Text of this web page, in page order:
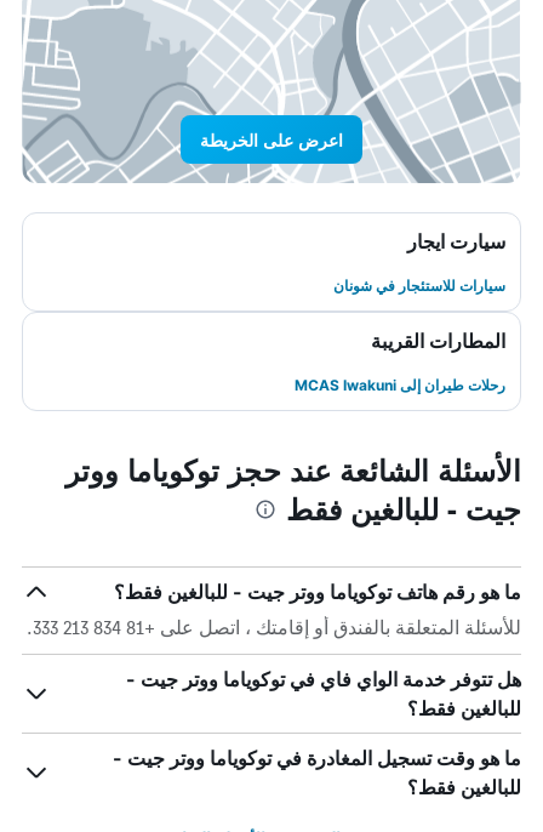
اعرض على الخريطة
سيارت ايجار
سيارات للاستئجار في شونان
المطارات القريبة
رحلات طيران إلى MCAS Iwakuni
الأسئلة الشائعة عند حجز توكوياما ووتر
جيت - للبالغين فقط
ما هو رقم هاتف توكوياما ووتر جيت - للبالغين فقط؟
للأسئلة المتعلقة بالفندق أو إقامتك ، اتصل على +81 834 213 333.
هل تتوفر خدمة الواي فاي في توكوياما ووتر جيت -
للبالغين فقط؟
ما هو وقت تسجيل المغادرة في توكوياما ووتر جيت -
للبالغين فقط؟